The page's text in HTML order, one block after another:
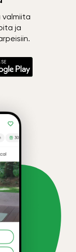
valmiita
ja